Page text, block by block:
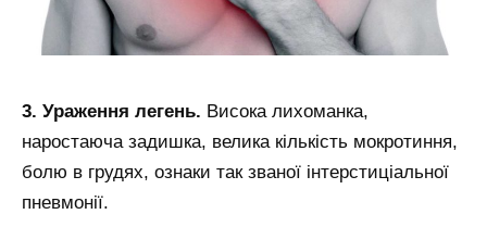
3. Ураження легень. Висока лихоманка,
наростаюча задишка, велика кількість мокротиння,
болю в грудях, ознаки так званої інтерстиціальної
пневмонії.